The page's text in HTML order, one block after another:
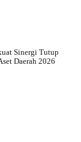
Sinergi Tutup
Daerah 2026